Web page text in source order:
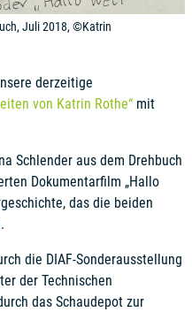
Juli 2018, ©Katrin
derzeitige
von Katrin Rothe“ mit
Schlender aus dem Drehbuch
Dokumentarfilm „Hallo
das die beiden
die DIAF-Sonderausstellung
der Technischen
das Schaudepot zur